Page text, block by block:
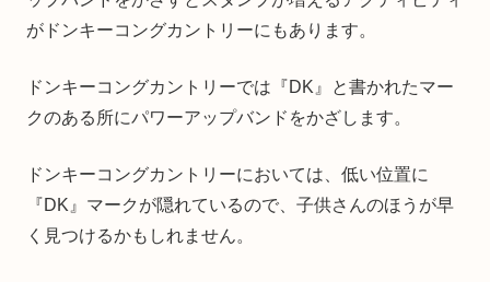
がドンキーコングカントリーにもあります。
ドンキーコングカントリーでは『DK』と書かれたマー
クのある所にパワーアップバンドをかざします。
ドンキーコングカントリーにおいては、低い位置に
『DK』マークが隠れているので、子供さんのほうが早
く見つけるかもしれません。